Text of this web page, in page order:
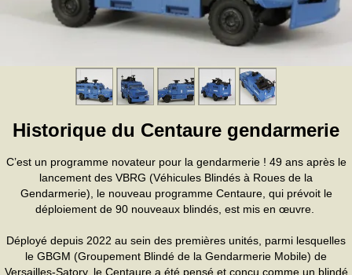
Historique du Centaure gendarmerie
C’est un programme novateur pour la gendarmerie ! 49 ans après le
lancement des VBRG (Véhicules Blindés à Roues de la
Gendarmerie), le nouveau programme Centaure, qui prévoit le
déploiement de 90 nouveaux blindés, est mis en œuvre.
Déployé depuis 2022 au sein des premières unités, parmi lesquelles
le GBGM (Groupement Blindé de la Gendarmerie Mobile) de
Versailles-Satory, le Centaure a été pensé et conçu comme un blindé